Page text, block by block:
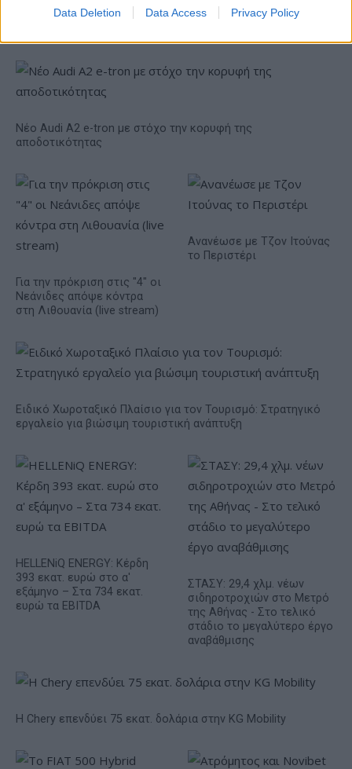
Data Deletion Data Access Privacy Policy
μπαταριών για τα υβριδικά
ευρωπαϊκή
Νέο Audi A2 e-tron με στόχο την κορυφή της
αποδοτικότητας
Για την πρόκριση στις "4" οι
Νεάνιδες απόψε κόντρα
στη Λιθουανία (live stream)
Ανανέωσε με Τζον Ιτούνας
το Περιστέρι
Ειδικό Χωροταξικό Πλαίσιο για τον Τουρισμό: Στρατηγικό
εργαλείο για βιώσιμη τουριστική ανάπτυξη
HELLENiQ ENERGY: Κέρδη
393 εκατ. ευρώ στο α'
εξάμηνο – Στα 734 εκατ.
ευρώ τα EBITDA
ΣΤΑΣΥ: 29,4 χλμ. νέων
σιδηροτροχιών στο Μετρό
της Αθήνας - Στο τελικό
στάδιο το μεγαλύτερο έργο
αναβάθμισης
Η Chery επενδύει 75 εκατ. δολάρια στην KG Mobility